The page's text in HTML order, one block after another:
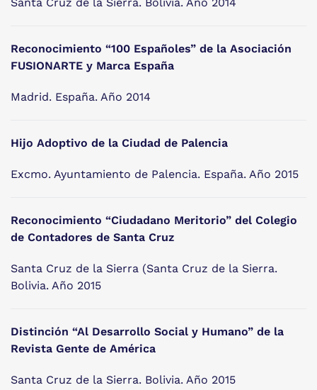
Reconocimiento “100 Españoles” de la Asociación
FUSIONARTE y Marca España
Madrid. España. Año 2014
Hijo Adoptivo de la Ciudad de Palencia
Excmo. Ayuntamiento de Palencia. España. Año 2015
Reconocimiento “Ciudadano Meritorio” del Colegio
de Contadores de Santa Cruz
Santa Cruz de la Sierra (Santa Cruz de la Sierra.
Bolivia. Año 2015
Distinción “Al Desarrollo Social y Humano” de la
Revista Gente de América
Santa Cruz de la Sierra. Bolivia. Año 2015